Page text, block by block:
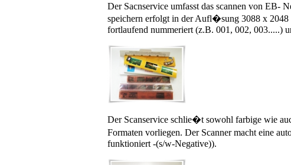
Der Sacnservice umfasst das scannen von EB-
speichern erfolgt in der Aufl�sung 3088 x
fortlaufend nummeriert (z.B. 001, 002, 003.....)
Der Scanservice schlie�t sowohl farbige wie
Formaten vorliegen. Der Scanner macht eine
funktioniert -(s/w-Negative)).